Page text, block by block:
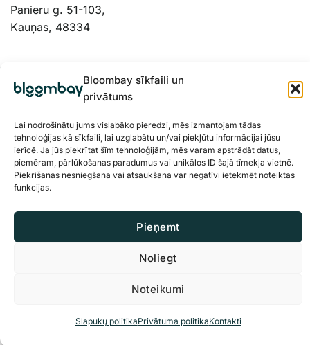
Bloombay sīkfaili un
privātums
Lai nodrošinātu jums vislabāko pieredzi, mēs izmantojam tādas
tehnoloģijas kā sīkfaili, lai uzglabātu un/vai piekļūtu informācijai jūsu
ierīcē. Ja jūs piekrītat šīm tehnoloģijām, mēs varam apstrādāt datus,
piemēram, pārlūkošanas paradumus vai unikālos ID šajā tīmekļa vietnē.
Piekrišanas nesniegšana vai atsaukšana var negatīvi ietekmēt noteiktas
funkcijas.
Pieņemt
Noliegt
Noteikumi
Slapukų politikaPrivātuma politikaKontakti
Panieru g. 51-103,
Kauņas, 48334
© 2026 BloomBay Visas tiesības paturētas
Privātuma politika